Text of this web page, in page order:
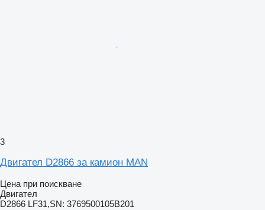
3
Двигател D2866 за камион MAN
Цена при поискване
Двигател
D2866 LF31,SN: 3769500105B201